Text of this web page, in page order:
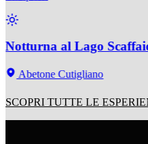
Notturna al Lago
Abetone Cutigliano
SCOPRI TUTTE LE